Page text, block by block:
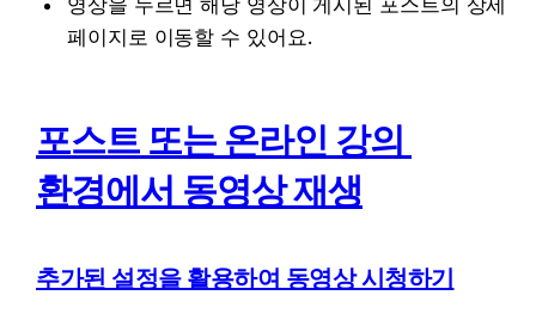
페이지로 이동할 수 있어요.
포스트 또는 온라인 강의
환경에서 동영상 재생
추가된 설정을 활용하여 동영상 시청하기